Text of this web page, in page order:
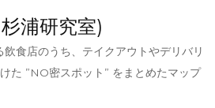
浦研究室)
食店のうち、テイクアウトやデリバリ
た ”NO密スポット” をまとめたマップ